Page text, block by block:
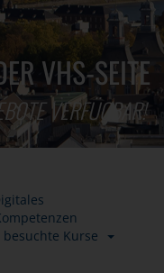
VHS-SEITE
VERFÜGBAR!
besuchte Kurse